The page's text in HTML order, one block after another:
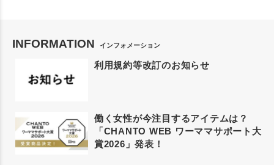
INFORMATION インフォメーション
利用規約等改訂のお知らせ
働く女性が今注目するアイテムは？
「CHANTO WEB ワーママサポート大
賞2026」発表！